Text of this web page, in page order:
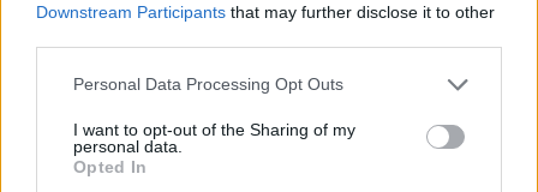
Downstream Participants that may further disclose it to other
Personal Data Processing Opt Outs
I want to opt-out of the Sharing of my
personal data.
Opted In
peligrosos pero quizás el equipo español peor parado ha sido el
Madrid, quien tendrá que enfrentarse al Fenerbahçe, mejor
equipo del Top 16